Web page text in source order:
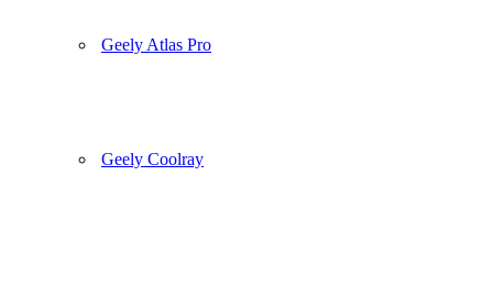
Geely Atlas Pro
Geely Coolray